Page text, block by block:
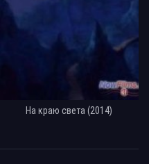
На краю света (2014)